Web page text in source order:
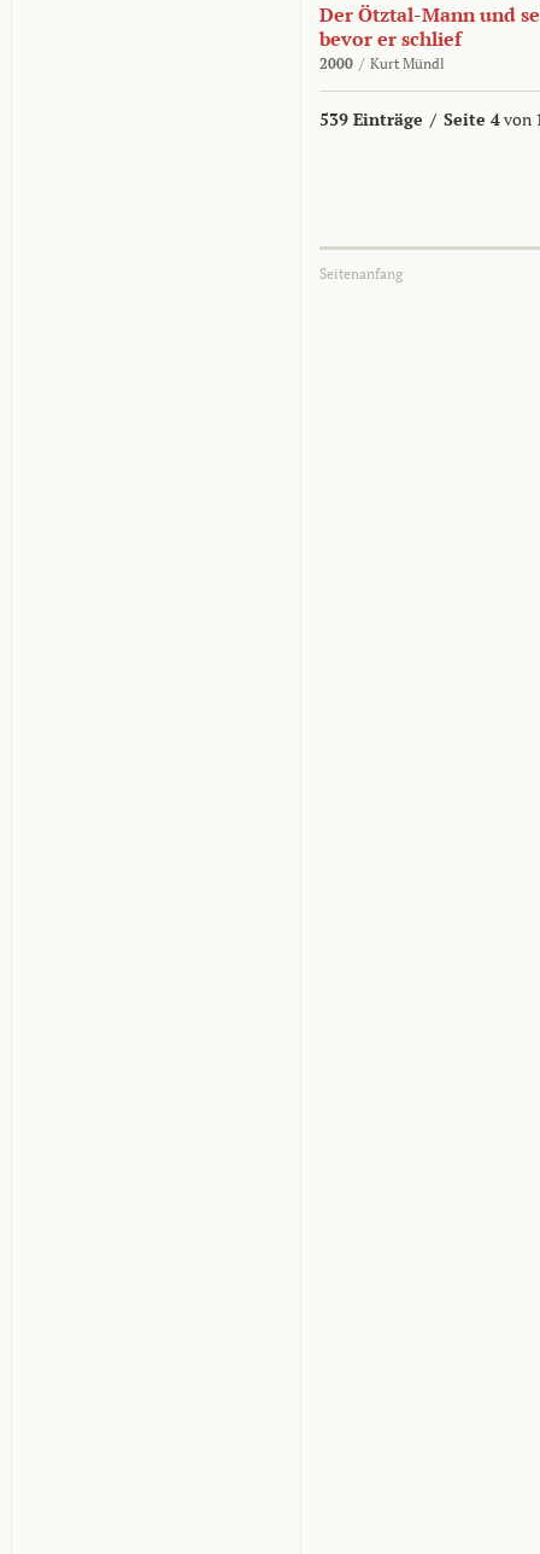
Der Ötztal-Mann und
bevor er schlief
2000 / Kurt Mündl
539 Einträge / Seite 4von
Seitenanfang